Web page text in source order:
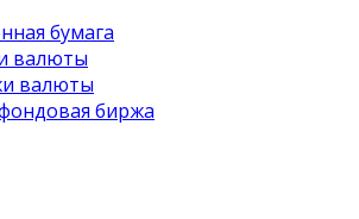
бумага
валюты
валюты
биржа